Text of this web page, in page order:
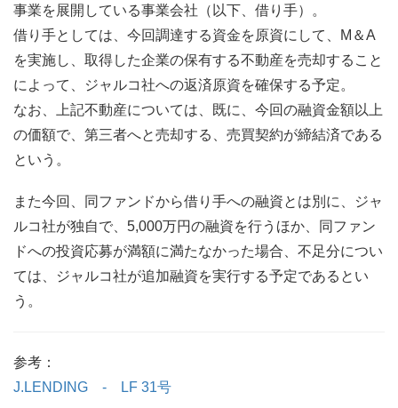
事業を展開している事業会社（以下、借り手）。
借り手としては、今回調達する資金を原資にして、M＆A
を実施し、取得した企業の保有する不動産を売却すること
によって、ジャルコ社への返済原資を確保する予定。
なお、上記不動産については、既に、今回の融資金額以上
の価額で、第三者へと売却する、売買契約が締結済である
という。
また今回、同ファンドから借り手への融資とは別に、ジャ
ルコ社が独自で、5,000万円の融資を行うほか、同ファン
ドへの投資応募が満額に満たなかった場合、不足分につい
ては、ジャルコ社が追加融資を実行する予定であるとい
う。
参考：
J.LENDING - LF 31号